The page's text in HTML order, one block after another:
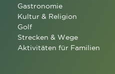
Gastronomie
Kultur & Religion
Golf
Strecken & Wege
Aktivitäten für Familien